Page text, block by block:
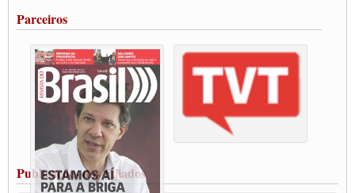
Vacina Já: Lockdown de 24 horas dos trabalhadores em transportes está mantido,
Condutores de Guarulhos farão greve sanitária nesta terça-feira (20)
Paralisação dos Caminhoneiros na #BR285, entrocamento que liga o Mercosul ao
Rio Grande
Caminhoneiros bloqueiam duas faixas na Castello Branco e fazem protesto
Modal-Live #13 Aumento da Violência Contra Mulher e o Adoecimento da Classe
Trabalhadora em Tempos de Pandemia
MODAL-LIVE#12 POLÍTICAS PÚBLICAS DE TRANSPORTE PARA A
CLASSE TRABALHADORA E ELEIÇÕES NA PANDEMIA
MODAL-LIVE#11 POLÍTICAS PÚBLICAS DE TRANSPORTE
Parceiros
Publicações dos Filiados